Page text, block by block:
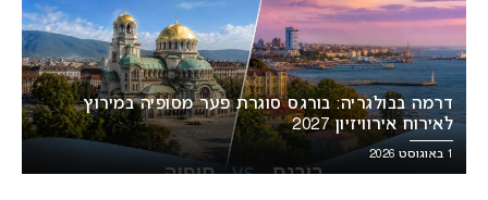
דרמה בבולגריה: בורגס סוגרת פער מסופיה במירוץ
לאירוח אירוויזיון 2027
1 באוגוסט 2026